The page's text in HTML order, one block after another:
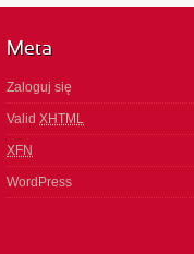
Meta
Zaloguj się
Valid XHTML
XFN
WordPress